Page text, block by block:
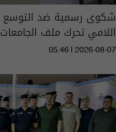
شكوى رسمية ضد التوسع
اللامي تحرك ملف
05:46 | 2026-08-07